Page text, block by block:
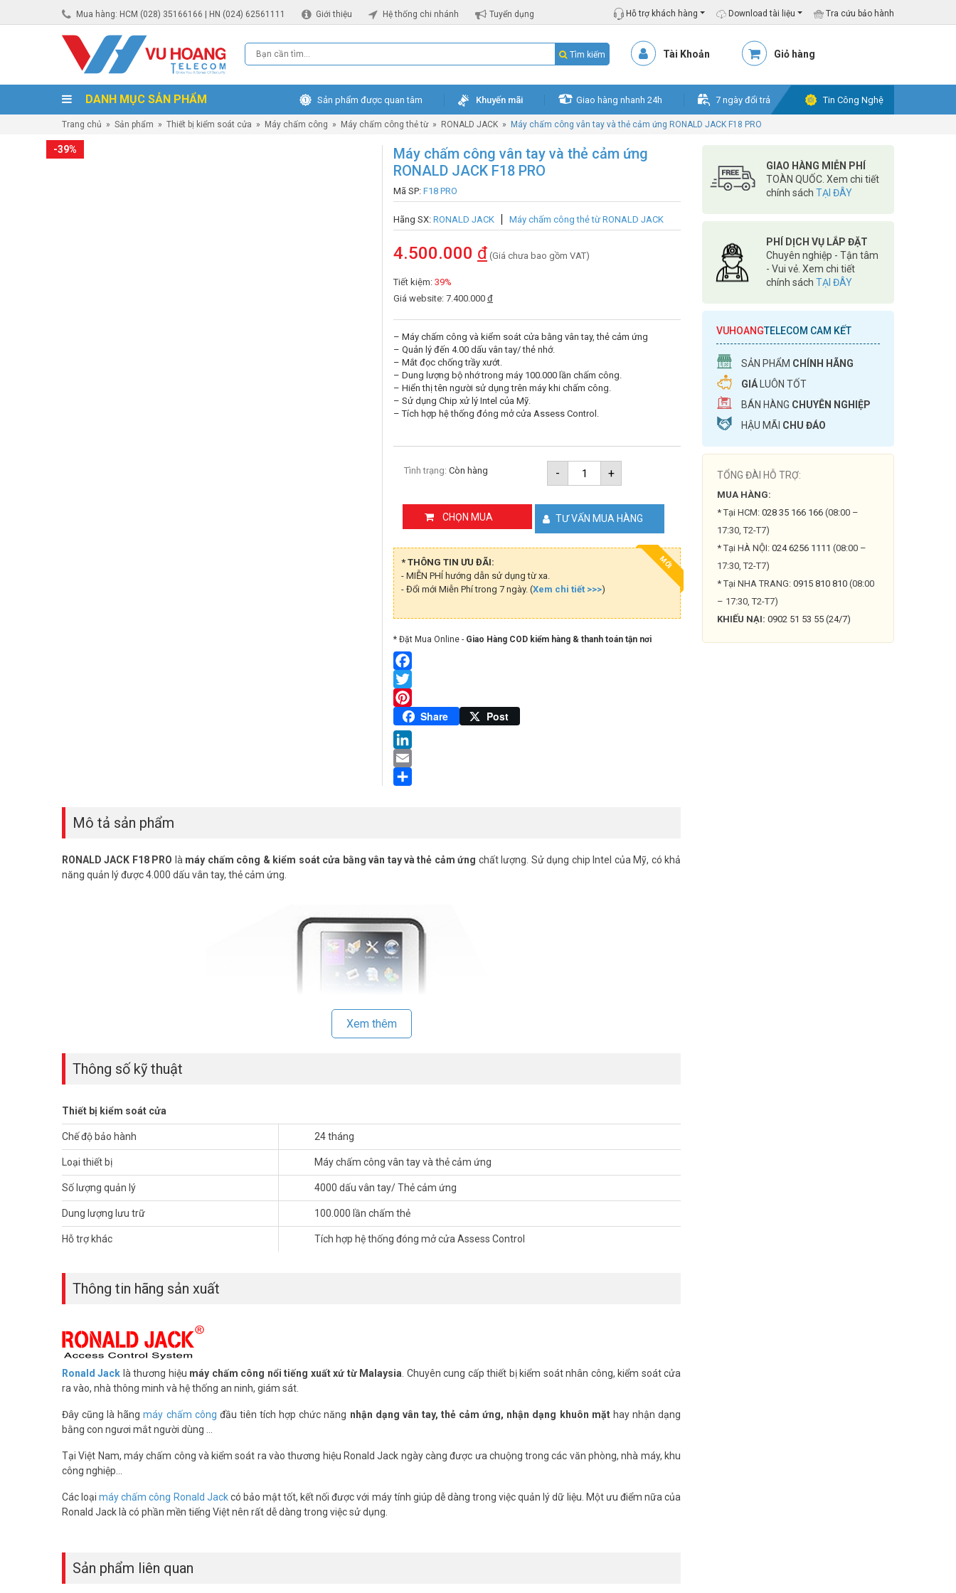
Mua hàng: HCM (028) 35166166 | HN (024) 62561111 Giới thiệu Hệ thống chi nhánh Tuyển dụng Hỗ trợ khách hàng Download tài liệu Tra cứu bảo hành
Tìm kiếm Tài Khoản Giỏ hàng
DANH MỤC SẢN PHẨM Sản phẩm được quan tâm Khuyến mãi Giao hàng nhanh 24h 7 ngày đổi trả Tin Công Nghệ
Trang chủ » Sản phẩm » Thiết bị kiểm soát cửa » Máy chấm công » Máy chấm công thẻ từ » RONALD JACK » Máy chấm công vân tay và thẻ cảm ứng RONALD JACK F18 PRO
-39%
Máy chấm công vân tay và thẻ cảm ứng
RONALD JACK F18 PRO
Mã SP: F18 PRO
Hãng SX: RONALD JACK Máy chấm công thẻ từ RONALD JACK
4.500.000 đ (Giá chưa bao gồm VAT)
Tiết kiệm: 39%
Giá website: 7.400.000 đ
– Máy chấm công và kiểm soát cửa bằng vân tay, thẻ cảm ứng
– Quản lý đến 4.00 dấu vân tay/ thẻ nhớ.
– Mắt đọc chống trầy xướt.
– Dung lượng bộ nhớ trong máy 100.000 lần chấm công.
– Hiển thị tên người sử dụng trên máy khi chấm công.
– Sử dụng Chip xử lý Intel của Mỹ.
– Tích hợp hệ thống đóng mở cửa Assess Control.
-
Máy
chấm
công
tay
và
thẻ
cảm
F18
+
Tình trạng: Còn hàng
CHỌN MUA TƯ VẤN MUA HÀNG
MỚI
* THÔNG TIN ƯU ĐÃI:
- MIỄN PHÍ hướng dẫn sử dụng từ xa.
- Đổi mới Miễn Phí trong 7 ngày. (Xem chi tiết >>>)
* Đặt Mua Online - Giao Hàng COD kiểm hàng & thanh toán tận nơi
Facebook
Twitter
Pinterest
Share Post
LinkedIn
Email
Mô tả sản phẩm
RONALD JACK F18 PRO là máy chấm công & kiểm soát cửa bằng vân tay và thẻ cảm ứng chất lượng. Sử dụng chip Intel của Mỹ, có khả
năng quản lý được 4.000 dấu vân tay, thẻ cảm ứng.
còn có khả năng lấy được dữ liệu thông qua USB. Đầu đọc sử dụng có thể chống trầy xước tốt. Đây đáng là sự lựa chọn cho các công ty,
doanh nghiệp hiện nay khi cần một hệ thống chấm công, kiểm soát an toàn và hiện đại
làm của mình. Ngoài ra,máy chấm công qua thẻ cảm ứng
chấm công bằng vân tay hoặc những ngành nghề lao động liên quan đến tay khiến khó có thể nhận dạng vân tay chính xác.
Xem thêm
Thông số kỹ thuật
Thiết bị kiểm soát cửa
Chế độ bảo hành 24 tháng
Loại thiết bị Máy chấm công vân tay và thẻ cảm ứng
Số lượng quản lý 4000 dấu vân tay/ Thẻ cảm ứng
Dung lượng lưu trữ 100.000 lần chấm thẻ
Hỗ trợ khác Tích hợp hệ thống đóng mở cửa Assess Control
Thông tin hãng sản xuất
Ronald Jack là thương hiệu máy chấm công nổi tiếng xuất xứ từ Malaysia . Chuyên cung cấp thiết bị kiểm soát nhân công, kiểm soát cửa
ra vào, nhà thông minh và hệ thống an ninh, giám sát.
Đây cũng là hãngmáy chấm công đầu tiên tích hợp chức năng nhận dạng vân tay, thẻ cảm ứng, nhận dạng khuôn mặt hay nhận dạng
bằng con ngươi mắt người dùng ...
Tại Việt Nam, máy chấm công và kiểm soát ra vào thương hiệu Ronald Jack ngày càng được ưa chuộng trong các văn phòng, nhà máy, khu
công nghiệp...
Các loạimáy chấm công Ronald Jackcó bảo mật tốt, kết nối được với máy tính giúp dễ dàng trong việc quản lý dữ liệu. Một ưu điểm nữa của
Ronald Jack là có phần mền tiếng Việt nên rất dễ dàng trong việc sử dụng.
Sản phẩm liên quan
GIAO HÀNG MIỄN PHÍ
TOÀN QUỐC. Xem chi tiết
chính sách TẠI ĐÂY
PHÍ DỊCH VỤ LẮP ĐẶT
Chuyên nghiệp - Tận tâm
- Vui vẻ. Xem chi tiết
chính sách TẠI ĐÂY
VUHOANGTELECOM CAM KẾT
SẢN PHẨM CHÍNH HÃNG
GIÁ LUÔN TỐT
BÁN HÀNG CHUYÊN NGHIỆP
HẬU MÃI CHU ĐÁO
TỔNG ĐÀI HỖ TRỢ:
MUA HÀNG:
* Tại HCM: 028 35 166 166 (08:00 –
17:30, T2-T7)
* Tại HÀ NỘI: 024 6256 1111 (08:00 –
17:30, T2-T7)
* Tại NHA TRANG: 0915 810 810 (08:00
– 17:30, T2-T7)
KHIẾU NẠI: 0902 51 53 55 (24/7)